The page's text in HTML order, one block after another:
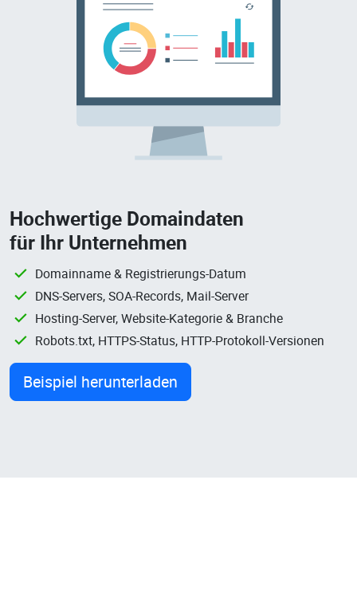
Hochwertige Domaindaten
für Ihr Unternehmen
Domainname & Registrierungs-Datum
DNS-Servers, SOA-Records, Mail-Server
Hosting-Server, Website-Kategorie & Branche
Robots.txt, HTTPS-Status, HTTP-Protokoll-Versionen
Beispiel herunterladen